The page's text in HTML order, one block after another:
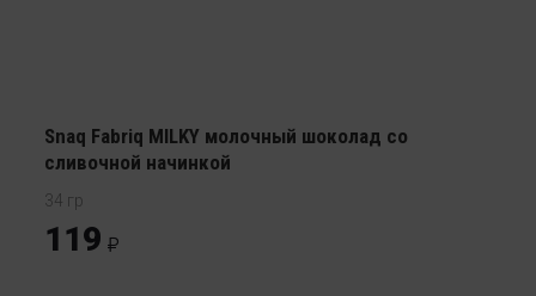
Snaq Fabriq MILKY молочный шоколад со
сливочной начинкой
34 гр
119